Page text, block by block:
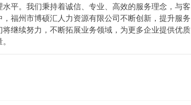
平。我们秉持着诚信、专业、高效的服务理念，与客
福州市博硕汇人力资源有限公司不断创新，提升服务
继续努力，不断拓展业务领域，为更多企业提供优质